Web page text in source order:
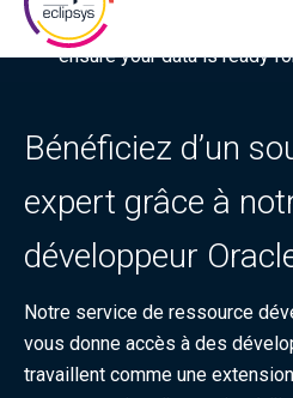
Download the latest Gartner®
ensure your data is ready
Bénéficiez d’un
expert grâce à
développeur
Notre service de ressource
vous donne accès à des
travaillent comme une